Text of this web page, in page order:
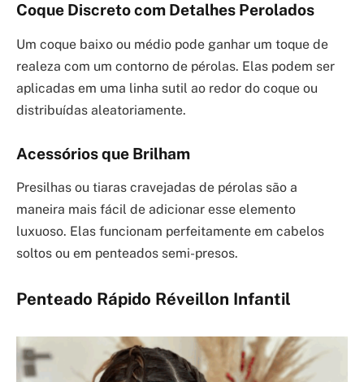
Coque Discreto com Detalhes Perolados
Um coque baixo ou médio pode ganhar um toque de
realeza com um contorno de pérolas. Elas podem ser
aplicadas em uma linha sutil ao redor do coque ou
distribuídas aleatoriamente.
Acessórios que Brilham
Presilhas ou tiaras cravejadas de pérolas são a
maneira mais fácil de adicionar esse elemento
luxuoso. Elas funcionam perfeitamente em cabelos
soltos ou em penteados semi-presos.
Penteado Rápido Réveillon Infantil